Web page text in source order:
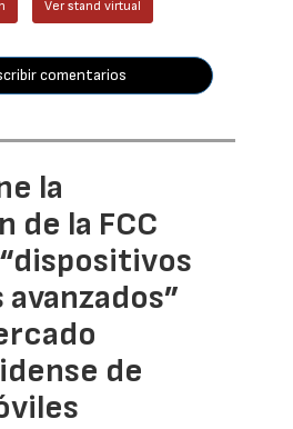
Ver stand virtual
comentarios
la
de la FCC
de